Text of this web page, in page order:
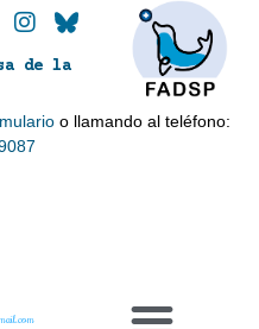
de la
o llamando al teléfono: